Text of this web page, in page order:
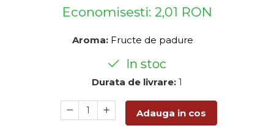
Economisesti: 2,01 RON
Aroma: Fructe de padure
In stoc
Durata de livrare: 1
Adauga in cos